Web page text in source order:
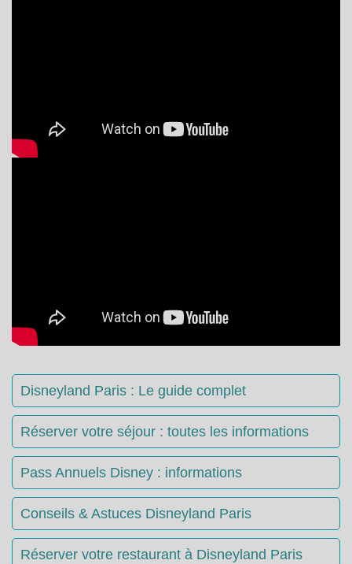
Disneyland Paris : Le guide complet
Réserver votre séjour : toutes les informations
Pass Annuels Disney : informations
Conseils & Astuces Disneyland Paris
Réserver votre restaurant à Disneyland Paris